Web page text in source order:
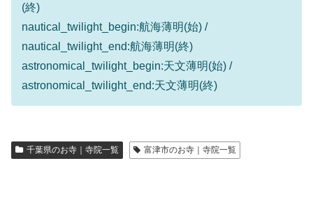
(終)
nautical_twilight_begin:航海薄明(始) /
nautical_twilight_end:航海薄明(終)
astronomical_twilight_begin:天文薄明(始) /
astronomical_twilight_end:天文薄明(終)
千葉県のお寺｜寺院一覧 富津市のお寺｜寺院一覧